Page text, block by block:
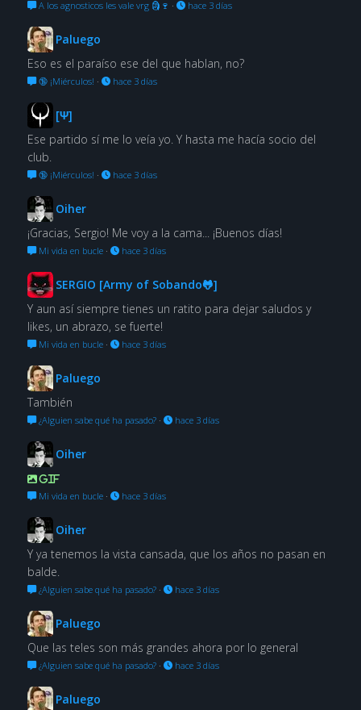
A los agnosticos les vale vrg 🗿🍷 · hace 3 días
Paluego
Eso es el paraíso ese del que hablan, no?
🔞 ¡Miérculos! · hace 3 días
[Ψ]
Ese partido sí me lo veía yo. Y hasta me hacía socio del
club.
🔞 ¡Miérculos! · hace 3 días
Oiher
¡Gracias, Sergio! Me voy a la cama... ¡Buenos días!
Mi vida en bucle· hace 3 días
SERGIO [Army of Sobando🐸]
Y aun así siempre tienes un ratito para dejar saludos y
likes, un abrazo, se fuerte!
Mi vida en bucle· hace 3 días
Paluego
También
¿Alguien sabe qué ha pasado?· hace 3 días
Oiher
GIF
Mi vida en bucle· hace 3 días
Oiher
Y ya tenemos la vista cansada, que los años no pasan en
balde.
¿Alguien sabe qué ha pasado?· hace 3 días
Paluego
Que las teles son más grandes ahora por lo general
¿Alguien sabe qué ha pasado?· hace 3 días
Paluego